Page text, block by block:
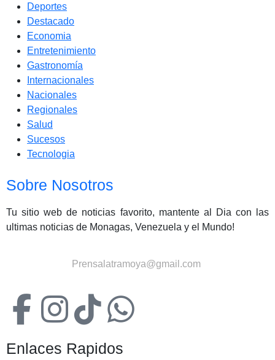
Deportes
Destacado
Economia
Entretenimiento
Gastronomía
Internacionales
Nacionales
Regionales
Salud
Sucesos
Tecnologia
Sobre Nosotros
Tu sitio web de noticias favorito, mantente al Dia con las
ultimas noticias de Monagas, Venezuela y el Mundo!
Prensalatramoya@gmail.com
Enlaces Rapidos